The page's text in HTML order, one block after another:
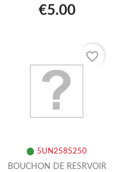
€5.00
5UN2585250
BOUCHON DE RESRVOIR
favorite_border